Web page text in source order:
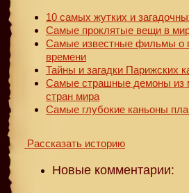
10 самых жутких и
Самые проклятые вещи в
Самые известные фильмы о
времени
Тайны и загадки Парижских
Самые страшные демоны из
стран мира
Самые глубокие каньоны
Рассказать историю
Новые комментарии: